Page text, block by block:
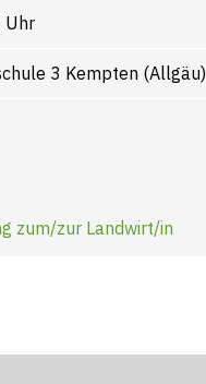
Uhr
3 Kempten (Allgäu)
zum/zur Landwirt/in